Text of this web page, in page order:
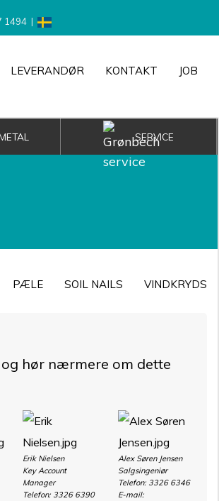
1494|
LEVERANDØR KONTAKT JOB
SERVICE
PÆLE SOIL NAILS VINDKRYDS
hør nærmere om dette
Erik Nielsen
Key Account
Manager
Telefon: 3326 6390
Alex Søren Jensen
Salgsingeniør
Telefon: 3326 6346
E-mail: